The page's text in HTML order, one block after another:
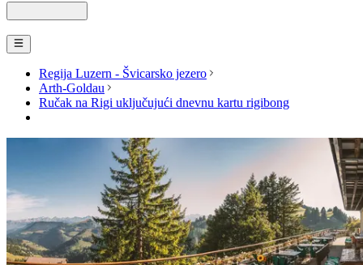
Regija Luzern - Švicarsko jezero
Arth-Goldau
Ručak na Rigi uključujući dnevnu kartu rigibong